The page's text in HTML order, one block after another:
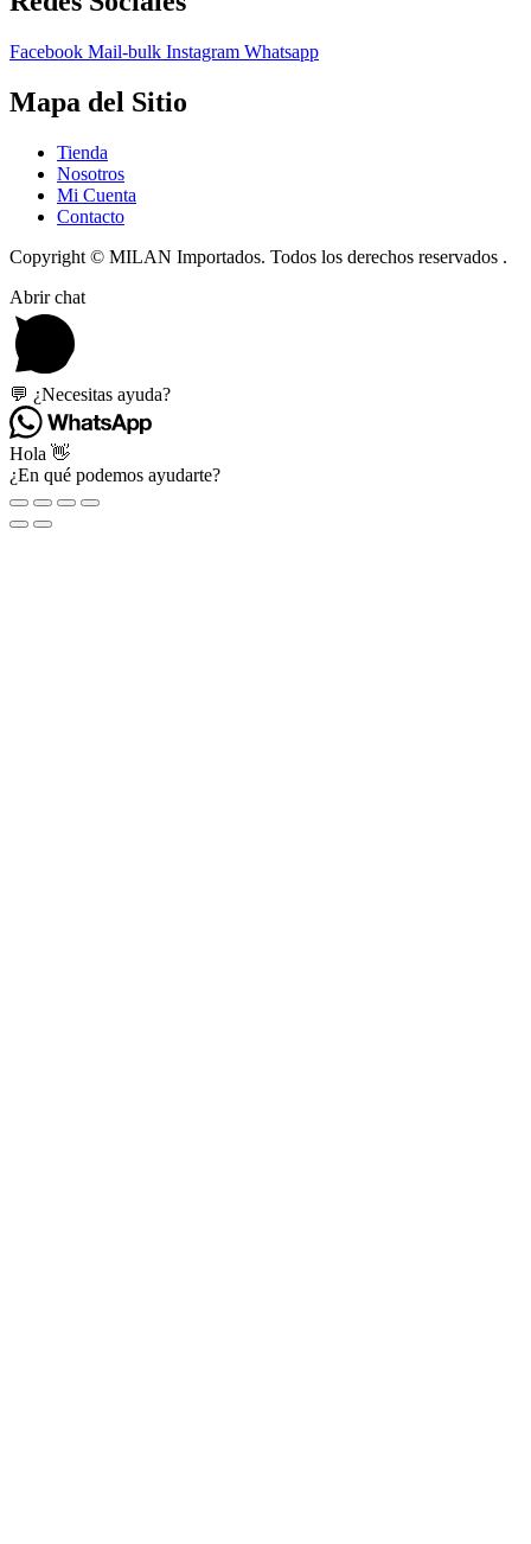
Facebook Mail-bulk Instagram Whatsapp
Mapa del Sitio
Tienda
Nosotros
Mi Cuenta
Contacto
Copyright © MILAN Importados. Todos los derechos reservados .
Abrir chat
💬 ¿Necesitas ayuda?
Hola 👋
¿En qué podemos ayudarte?